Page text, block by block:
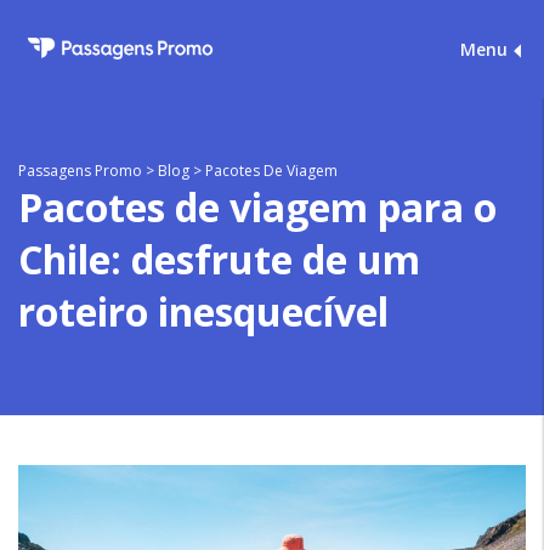
Menu
Passagens Promo > Blog > Pacotes De Viagem
Pacotes de viagem para o
Chile: desfrute de um
roteiro inesquecível